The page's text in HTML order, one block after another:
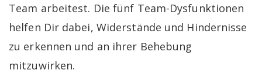
Team arbeitest. Die fünf Team-Dysfunktionen
helfen Dir dabei, Widerstände und Hindernisse
zu erkennen und an ihrer Behebung
mitzuwirken.